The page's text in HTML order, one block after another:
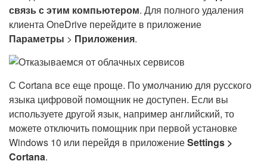
связь с этим компьютером. Для полного удаления
клиента OneDrive перейдите в приложение
Параметры > Приложения.
С Cortana все еще проще. По умолчанию для русского
языка цифровой помощник не доступен. Если вы
используете другой язык, например английский, то
можете отключить помощник при первой установке
Windows 10 или перейдя в приложениеSettings >
Cortana.